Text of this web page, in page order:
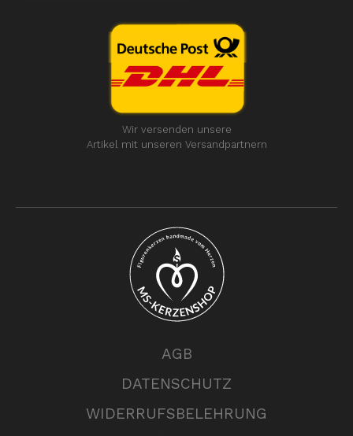
Wir versenden unsere
Artikel mit unseren Versandpartnern
AGB
DATENSCHUTZ
WIDERRUFSBELEHRUNG